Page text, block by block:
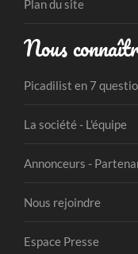
Plan du site
Nous
Picadilist en 7
La société - L'équipe
Annonceurs -
Nous rejoindre
Espace Presse